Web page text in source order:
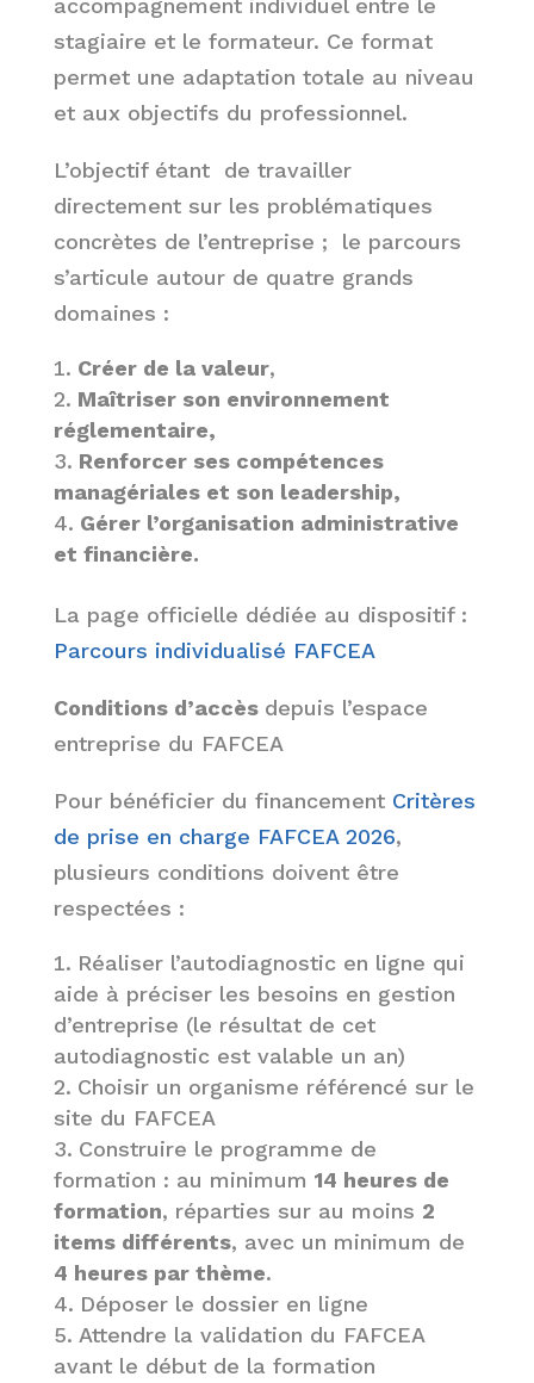
accompagnement individuel entre le
stagiaire et le formateur. Ce format
permet une adaptation totale au niveau
et aux objectifs du professionnel.
L’objectif étant de travailler
directement sur les problématiques
concrètes de l’entreprise ; le parcours
s’articule autour de quatre grands
domaines :
Créer de la valeur,
Maîtriser son environnement
réglementaire,
Renforcer ses compétences
managériales et son leadership,
Gérer l’organisation administrative
et financière.
La page officielle dédiée au dispositif :
Parcours individualisé FAFCEA
Conditions d’accès depuis l’espace
entreprise du FAFCEA
Pour bénéficier du financement Critères
de prise en charge FAFCEA 2026,
plusieurs conditions doivent être
respectées :
Réaliser l’autodiagnostic en ligne qui
aide à préciser les besoins en gestion
d’entreprise (le résultat de cet
autodiagnostic est valable un an)
Choisir un organisme référencé sur le
site du FAFCEA
Construire le programme de
formation : au minimum 14 heures de
formation, réparties sur au moins 2
items différents, avec un minimum de
4 heures par thème.
Déposer le dossier en ligne
Attendre la validation du FAFCEA
avant le début de la formation